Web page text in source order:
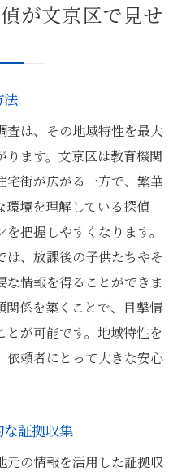
が文京区で見せ
法
査は、その地域特性を最大
ります。文京区は教育機関
宅街が広がる一方で、繁華
環境を理解している探偵
把握しやすくなります。
、放課後の子供たちやそ
な情報を得ることができま
関係を築くことで、目撃情
とが可能です。地域特性を
依頼者にとって大きな安心
証拠収集
元の情報を活用した証拠収